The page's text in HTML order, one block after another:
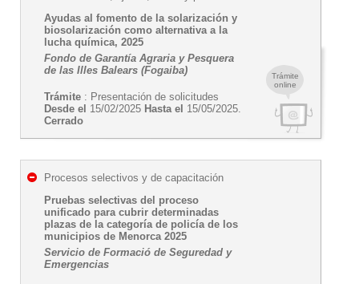
Trámite
online
Ayudas al fomento de la solarización y
biosolarización como alternativa a la
lucha química, 2025
Fondo de Garantía Agraria y Pesquera
de las Illes Balears (Fogaiba)
Trámite : Presentación de solicitudes
Desde el 15/02/2025 Hasta el 15/05/2025.
Cerrado
Procesos selectivos y de capacitación
Pruebas selectivas del proceso
unificado para cubrir determinadas
plazas de la categoría de policía de los
municipios de Menorca 2025
Servicio de Formació de Seguredad y
Emergencias